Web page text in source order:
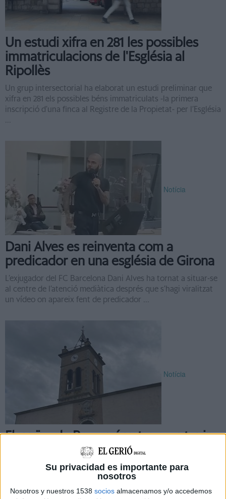
Su privacidad es importante para
nosotros
Nosotros y nuestros 1538 socios almacenamos y/o accedemos
Un estudi xifra en 281 les possibles
immatriculacions de l'Església al
Ripollès
Un grup intersectorial ha elaborat un estudi preliminar que
xifra en 281 els possibles béns immatriculats -la primera
inscripció d’una finca al Registre de la Propietat- per l’Església
Notícia
Dani Alves es reinventa com a
predicador en una església de Girona
L’exjugador del FC Barcelona Dani Alves ha tornat a situar-se
al centre de l’atenció mediàtica després que s’hagi viralitzat
un vídeo on apareix fent de predicador ...
Notícia
Els veïns de Bescanó voten mantenir
el toc de campanes de l'església de
Sant Llorenç
Amb un 85% dels vots a favor, els veïns de Bescanó (Gironès)
han optat per mantenir el toc de campanes de l’església de